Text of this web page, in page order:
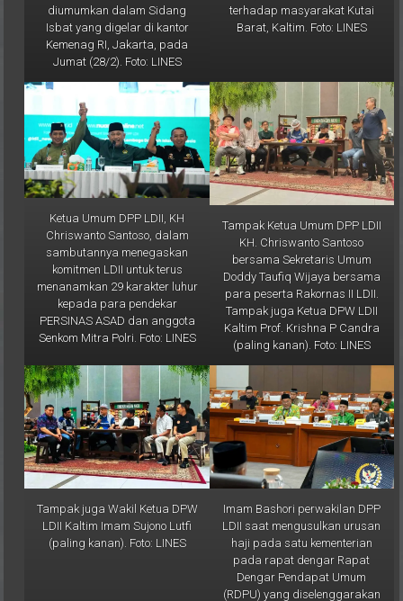
Isbat yang digelar di kantor
Kemenag RI, Jakarta, pada
Jumat (28/2). Foto: LINES
Barat, Kaltim. Foto: LINES
Ketua Umum DPP LDII, KH
Chriswanto Santoso, dalam
sambutannya menegaskan
komitmen LDII untuk terus
menanamkan 29 karakter luhur
kepada para pendekar
PERSINAS ASAD dan anggota
Senkom Mitra Polri. Foto: LINES
Tampak Ketua Umum DPP LDII
KH. Chriswanto Santoso
bersama Sekretaris Umum
Doddy Taufiq Wijaya bersama
para peserta Rakornas II LDII.
Tampak juga Ketua DPW LDII
Kaltim Prof. Krishna P Candra
(paling kanan). Foto: LINES
Tampak juga Wakil Ketua DPW
LDII Kaltim Imam Sujono Lutfi
(paling kanan). Foto: LINES
Imam Bashori perwakilan DPP
LDII saat mengusulkan urusan
haji pada satu kementerian
pada rapat dengar Rapat
Dengar Pendapat Umum
(RDPU) yang diselenggarakan
oleh Panitia Kerja (Panja) Haji